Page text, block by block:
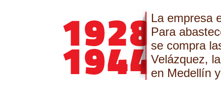
La empresa
Para
se compra
Velázquez,
en Medellín